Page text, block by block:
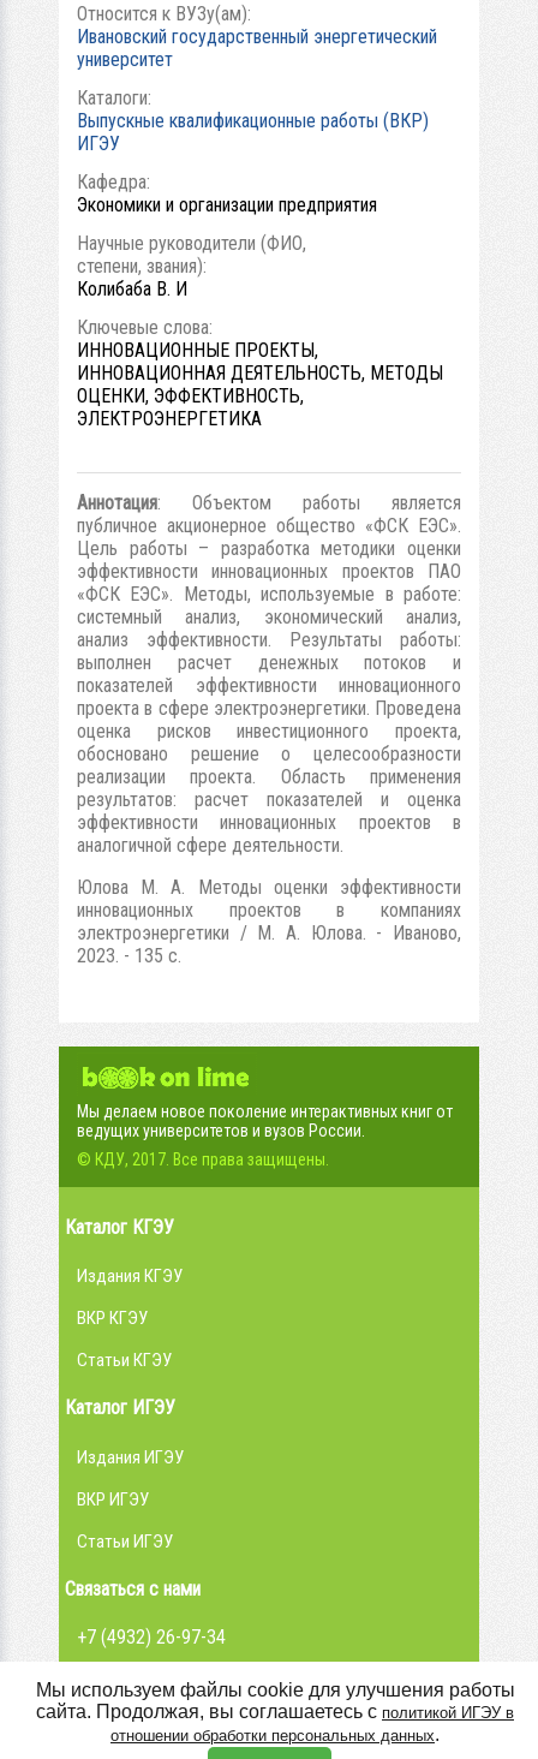
Относится к ВУЗу(ам):
Ивановский государственный энергетический
университет
Каталоги:
Выпускные квалификационные работы (ВКР)
ИГЭУ
Кафедра:
Экономики и организации предприятия
Научные руководители (ФИО,
степени, звания):
Колибаба В. И
Ключевые слова:
ИННОВАЦИОННЫЕ ПРОЕКТЫ,
ИННОВАЦИОННАЯ ДЕЯТЕЛЬНОСТЬ, МЕТОДЫ
ОЦЕНКИ, ЭФФЕКТИВНОСТЬ,
ЭЛЕКТРОЭНЕРГЕТИКА
Аннотация: Объектом работы является
публичное акционерное общество «ФСК ЕЭС».
Цель работы – разработка методики оценки
эффективности инновационных проектов ПАО
«ФСК ЕЭС». Методы, используемые в работе:
системный анализ, экономический анализ,
анализ эффективности. Результаты работы:
выполнен расчет денежных потоков и
показателей эффективности инновационного
проекта в сфере электроэнергетики. Проведена
оценка рисков инвестиционного проекта,
обосновано решение о целесообразности
реализации проекта. Область применения
результатов: расчет показателей и оценка
эффективности инновационных проектов в
аналогичной сфере деятельности.
Юлова М. А. Методы оценки эффективности
инновационных проектов в компаниях
электроэнергетики / М. А. Юлова. - Иваново,
2023. - 135 с.
Мы делаем новое поколение интерактивных книг от
ведущих университетов и вузов России.
© КДУ, 2017. Все права защищены.
Каталог КГЭУ
Издания КГЭУ
ВКР КГЭУ
Статьи КГЭУ
Мы используем файлы cookie для улучшения работы
сайта. Продолжая, вы соглашаетесь с политикой ИГЭУ в
отношении обработки персональных данных.
Каталог ИГЭУ
Издания ИГЭУ
ВКР ИГЭУ
Статьи ИГЭУ
Связаться с нами
+7 (4932) 26-97-34
admin@library.ispu.ru
Вконтакте